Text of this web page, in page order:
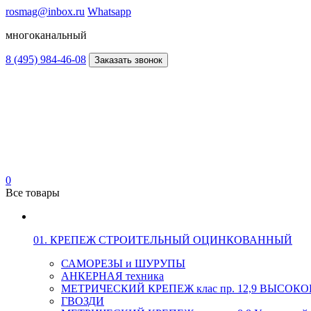
rosmag@inbox.ru Whatsapp
многоканальный
8 (495) 984-46-08 Заказать звонок
0
Все товары
01. КРЕПЕЖ СТРОИТЕЛЬНЫЙ ОЦИНКОВАННЫЙ
САМОРЕЗЫ и ШУРУПЫ
АНКЕРНАЯ техника
МЕТРИЧЕСКИЙ КРЕПЕЖ клас пр. 12,9
ГВОЗДИ